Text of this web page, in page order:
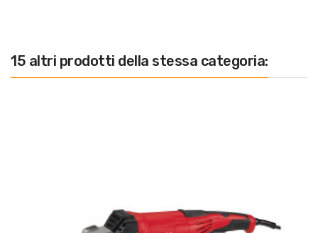
15 altri prodotti della stessa categoria: